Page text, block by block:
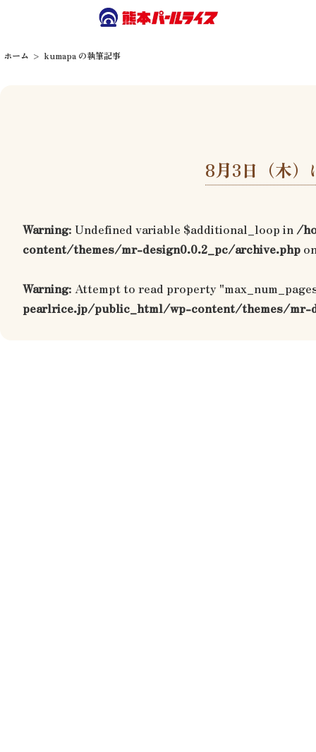
ホーム kumapa の執筆記事
8月3日（木
Warning: Undefined variable $additional_loop in /
content/themes/mr-design0.0.2_pc/archive.php
Warning: Attempt to read property
pearlrice.jp/public_html/wp-content/themes/mr-